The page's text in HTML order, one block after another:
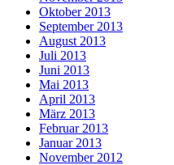
Oktober 2013
September 2013
August 2013
Juli 2013
Juni 2013
Mai 2013
April 2013
März 2013
Februar 2013
Januar 2013
November 2012